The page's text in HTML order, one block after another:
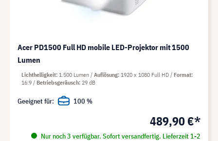
Acer PD1500 Full HD mobile LED-Projektor mit 1500
Lumen
489,90 €*
Nur noch 3 verfügbar. Sofort versandfertig. Lieferzeit 1-2
Lichthelligkeit 1.500 Lumen Auflösung 1920 x 1080 Full HD
Format
16:9
Betriebsgeräusch 29 dB
Geeignet für: 100 %